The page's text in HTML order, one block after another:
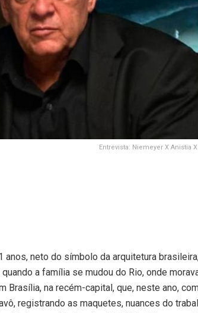
Entrevista: Niemeyer X Anistia
anos, neto do símbolo da arquitetura
a família se mudou do Rio, onde
Brasília, na recém-capital, que, neste ano,
registrando as maquetes, nuances do